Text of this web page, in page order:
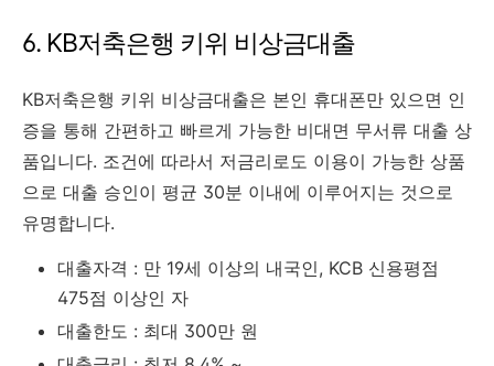
6. KB저축은행 키위 비상금대출
KB저축은행 키위 비상금대출은 본인 휴대폰만 있으면 인
증을 통해 간편하고 빠르게 가능한 비대면 무서류 대출 상
품입니다. 조건에 따라서 저금리로도 이용이 가능한 상품
으로 대출 승인이 평균 30분 이내에 이루어지는 것으로
유명합니다.
대출자격 : 만 19세 이상의 내국인, KCB 신용평점
475점 이상인 자
대출한도 : 최대 300만 원